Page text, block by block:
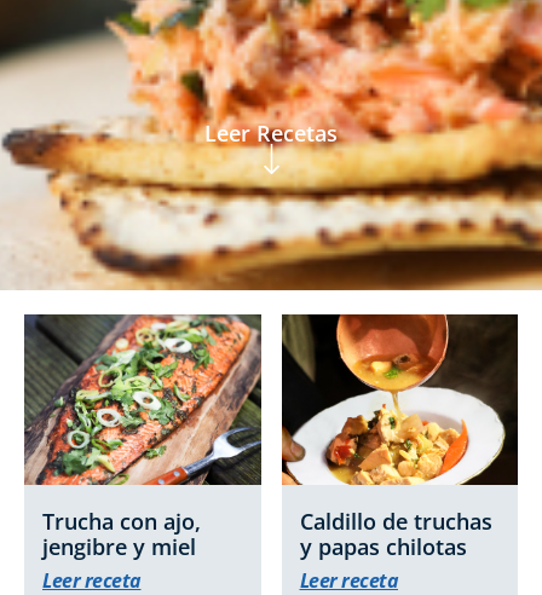
Leer Recetas
Trucha con ajo,
jengibre y miel
Leer receta
Caldillo de truchas
y papas chilotas
Leer receta